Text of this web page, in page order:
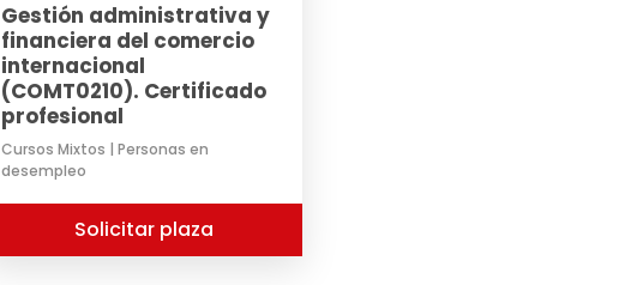
Gestión administrativa y
financiera del comercio
internacional
(COMT0210). Certificado
profesional
Cursos Mixtos | Personas en
desempleo
Solicitar plaza